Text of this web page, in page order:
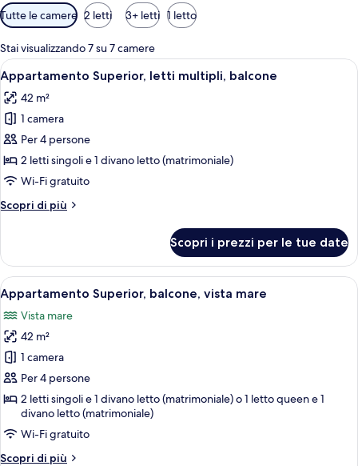
Filtri
disponibili
per
le
camere
Tutte le camere 2 letti 3+ letti 1 letto
Stai visualizzando 7 su 7 camere
Apri
tutte
le
foto
per
Appartamento
Superior,
multipli,
Un soggiorno moderno con un
9
Appartamento Superior, letti multipli, balcone
42 m²
1 camera
Per 4 persone
2 letti singoli e 1 divano letto (matrimoniale)
Wi-Fi gratuito
Scopri di più
Altri
Superior,
letti
multipli,
balcone
Scopri i prezzi per le tue date
Apri
tutte
le
foto
per
Appartamento
Superior,
balcone,
vista
mare
Un balcone con mobili in vimini e
11
Appartamento Superior, balcone, vista mare
Vista mare
42 m²
1 camera
Per 4 persone
2 letti singoli e 1 divano letto (matrimoniale) o 1 letto queen e 1
divano letto (matrimoniale)
Wi-Fi gratuito
Scopri di più
Altri